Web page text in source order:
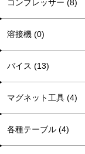
コンプレッサー (8)
溶接機 (0)
バイス (13)
マグネット工具 (4)
各種テーブル (4)